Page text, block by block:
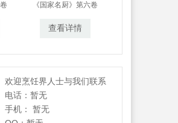
《国家名厨》第六卷
查看详情
欢迎烹饪界人士与我们联系
电话：暂无
手机： 暂无